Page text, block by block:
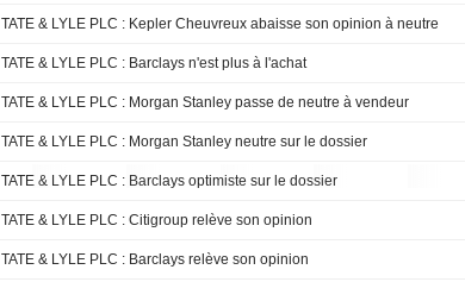
TATE & LYLE PLC : Kepler Cheuvreux abaisse son opinion à neutre
TATE & LYLE PLC : Barclays n'est plus à l'achat
TATE & LYLE PLC : Morgan Stanley passe de neutre à vendeur
TATE & LYLE PLC : Morgan Stanley neutre sur le dossier
TATE & LYLE PLC : Barclays optimiste sur le dossier
TATE & LYLE PLC : Citigroup relève son opinion
TATE & LYLE PLC : Barclays relève son opinion